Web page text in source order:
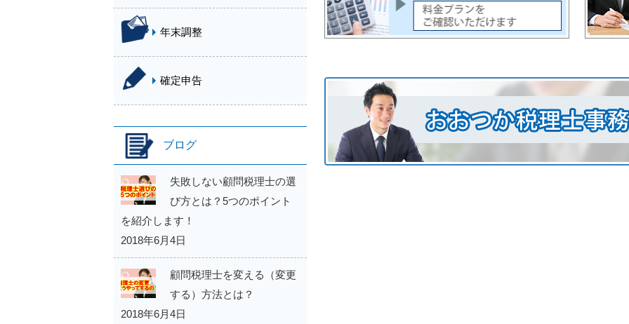
年末調整
確定申告
ブログ
失敗しない顧問税理士の選
び方とは？5つのポイント
を紹介します！
2018年6月4日
顧問税理士を変える（変更
する）方法とは？
2018年6月4日